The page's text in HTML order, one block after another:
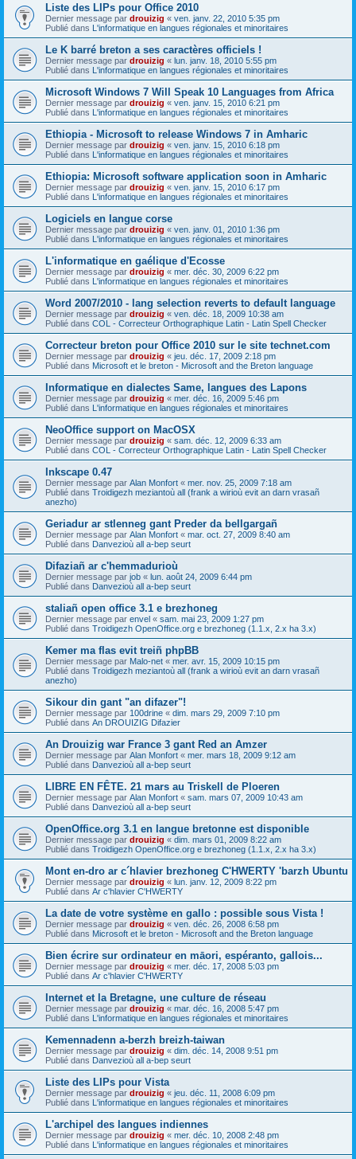
Liste des LIPs pour Office 2010
Dernier message par drouizig « ven. janv. 22, 2010 5:35 pm
Publié dans L'informatique en langues régionales et minoritaires
Le K barré breton a ses caractères officiels !
Dernier message par drouizig « lun. janv. 18, 2010 5:55 pm
Publié dans L'informatique en langues régionales et minoritaires
Microsoft Windows 7 Will Speak 10 Languages from Africa
Dernier message par drouizig « ven. janv. 15, 2010 6:21 pm
Publié dans L'informatique en langues régionales et minoritaires
Ethiopia - Microsoft to release Windows 7 in Amharic
Dernier message par drouizig « ven. janv. 15, 2010 6:18 pm
Publié dans L'informatique en langues régionales et minoritaires
Ethiopia: Microsoft software application soon in Amharic
Dernier message par drouizig « ven. janv. 15, 2010 6:17 pm
Publié dans L'informatique en langues régionales et minoritaires
Logiciels en langue corse
Dernier message par drouizig « ven. janv. 01, 2010 1:36 pm
Publié dans L'informatique en langues régionales et minoritaires
L'informatique en gaélique d'Ecosse
Dernier message par drouizig « mer. déc. 30, 2009 6:22 pm
Publié dans L'informatique en langues régionales et minoritaires
Word 2007/2010 - lang selection reverts to default language
Dernier message par drouizig « ven. déc. 18, 2009 10:38 am
Publié dans COL - Correcteur Orthographique Latin - Latin Spell Checker
Correcteur breton pour Office 2010 sur le site technet.com
Dernier message par drouizig « jeu. déc. 17, 2009 2:18 pm
Publié dans Microsoft et le breton - Microsoft and the Breton language
Informatique en dialectes Same, langues des Lapons
Dernier message par drouizig « mer. déc. 16, 2009 5:46 pm
Publié dans L'informatique en langues régionales et minoritaires
NeoOffice support on MacOSX
Dernier message par drouizig « sam. déc. 12, 2009 6:33 am
Publié dans COL - Correcteur Orthographique Latin - Latin Spell Checker
Inkscape 0.47
Dernier message par Alan Monfort « mer. nov. 25, 2009 7:18 am
Publié dans Troidigezh meziantoù all (frank a wirioù evit an darn vrasañ
anezho)
Geriadur ar stlenneg gant Preder da bellgargañ
Dernier message par Alan Monfort « mar. oct. 27, 2009 8:40 am
Publié dans Danvezioù all a-bep seurt
Difaziañ ar c'hemmadurioù
Dernier message par job « lun. août 24, 2009 6:44 pm
Publié dans Danvezioù all a-bep seurt
staliañ open office 3.1 e brezhoneg
Dernier message par envel « sam. mai 23, 2009 1:27 pm
Publié dans Troidigezh OpenOffice.org e brezhoneg (1.1.x, 2.x ha 3.x)
Kemer ma flas evit treiñ phpBB
Dernier message par Malo-net « mer. avr. 15, 2009 10:15 pm
Publié dans Troidigezh meziantoù all (frank a wirioù evit an darn vrasañ
anezho)
Sikour din gant "an difazer"!
Dernier message par 100drine « dim. mars 29, 2009 7:10 pm
Publié dans An DROUIZIG Difazier
An Drouizig war France 3 gant Red an Amzer
Dernier message par Alan Monfort « mer. mars 18, 2009 9:12 am
Publié dans Danvezioù all a-bep seurt
LIBRE EN FÊTE. 21 mars au Triskell de Ploeren
Dernier message par Alan Monfort « sam. mars 07, 2009 10:43 am
Publié dans Danvezioù all a-bep seurt
OpenOffice.org 3.1 en langue bretonne est disponible
Dernier message par drouizig « dim. mars 01, 2009 8:22 am
Publié dans Troidigezh OpenOffice.org e brezhoneg (1.1.x, 2.x ha 3.x)
Mont en-dro ar c´hlavier brezhoneg C'HWERTY 'barzh Ubuntu
Dernier message par drouizig « lun. janv. 12, 2009 8:22 pm
Publié dans Ar c'hlavier C'HWERTY
La date de votre système en gallo : possible sous Vista !
Dernier message par drouizig « ven. déc. 26, 2008 6:58 pm
Publié dans Microsoft et le breton - Microsoft and the Breton language
Bien écrire sur ordinateur en māori, espéranto, gallois...
Dernier message par drouizig « mer. déc. 17, 2008 5:03 pm
Publié dans Ar c'hlavier C'HWERTY
Internet et la Bretagne, une culture de réseau
Dernier message par drouizig « mar. déc. 16, 2008 5:47 pm
Publié dans L'informatique en langues régionales et minoritaires
Kemennadenn a-berzh breizh-taiwan
Dernier message par drouizig « dim. déc. 14, 2008 9:51 pm
Publié dans Danvezioù all a-bep seurt
Liste des LIPs pour Vista
Dernier message par drouizig « jeu. déc. 11, 2008 6:09 pm
Publié dans L'informatique en langues régionales et minoritaires
L'archipel des langues indiennes
Dernier message par drouizig « mer. déc. 10, 2008 2:48 pm
Publié dans L'informatique en langues régionales et minoritaires